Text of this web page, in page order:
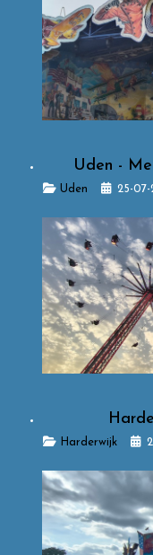
Uden -
Details
Uden 25-07-
DetailsHarderwijk